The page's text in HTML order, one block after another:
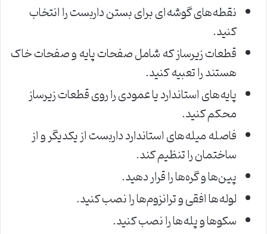
نقطه‌های گوشه‌ای برای بستن داربست را انتخاب
کنید.
قطعات زیرساز که شامل صفحات پایه و صفحات خاک
هستند را تعبیه کنید.
پایه‌های استاندارد یا عمودی را روی قطعات زیرساز
محکم کنید.
فاصله میله‌های استاندارد داربست از یکدیگر و از
ساختمان را تنظیم کند.
پین‌ها و گره‌ها را قرار دهید.
لوله‌ها افقی و ترانزوم‌ها را نصب کنید.
سکوها و پله‌ها را نصب کنید.